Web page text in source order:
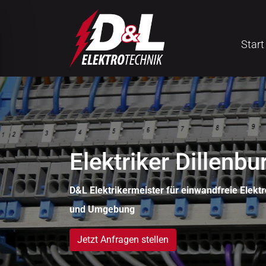
Start
Elektriker
D&L Elektrikermeister für einwandfreie
und Umgebung
Jetzt Anfragen stellen
Modus